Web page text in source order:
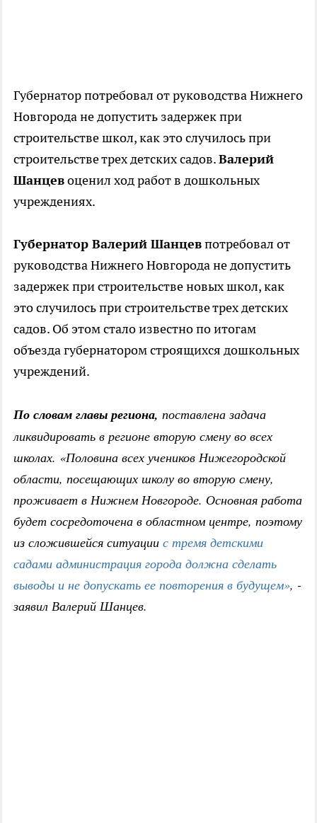
Губернатор потребовал от руководства Нижнего
Новгорода не допустить задержек при
строительстве школ, как это случилось при
строительстве трех детских садов.Валерий
Шанцевоценил ход работ в дошкольных
учреждениях.
Губернатор Валерий Шанцевпотребовал от
руководства Нижнего Новгорода не допустить
задержек при строительстве новых школ, как
это случилось при строительстве трех детских
садов. Об этом стало известно по итогам
объезда губернатором строящихся дошкольных
учреждений.
По словам главы региона, поставлена задача
ликвидировать в регионе вторую смену во всех
школах. «Половина всех учеников Нижегородской
области, посещающих школу во вторую смену,
проживает в Нижнем Новгороде. Основная работа
будет сосредоточена в областном центре, поэтому
из сложившейся ситуации с тремя детскими
садами администрация города должна сделать
выводы и не допускать ее повторения в будущем», -
заявил Валерий Шанцев.